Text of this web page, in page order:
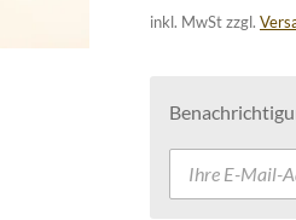
inkl. MwSt zzgl.